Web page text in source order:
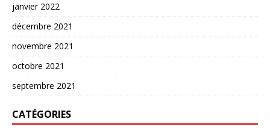
janvier 2022
décembre 2021
novembre 2021
octobre 2021
septembre 2021
CATÉGORIES